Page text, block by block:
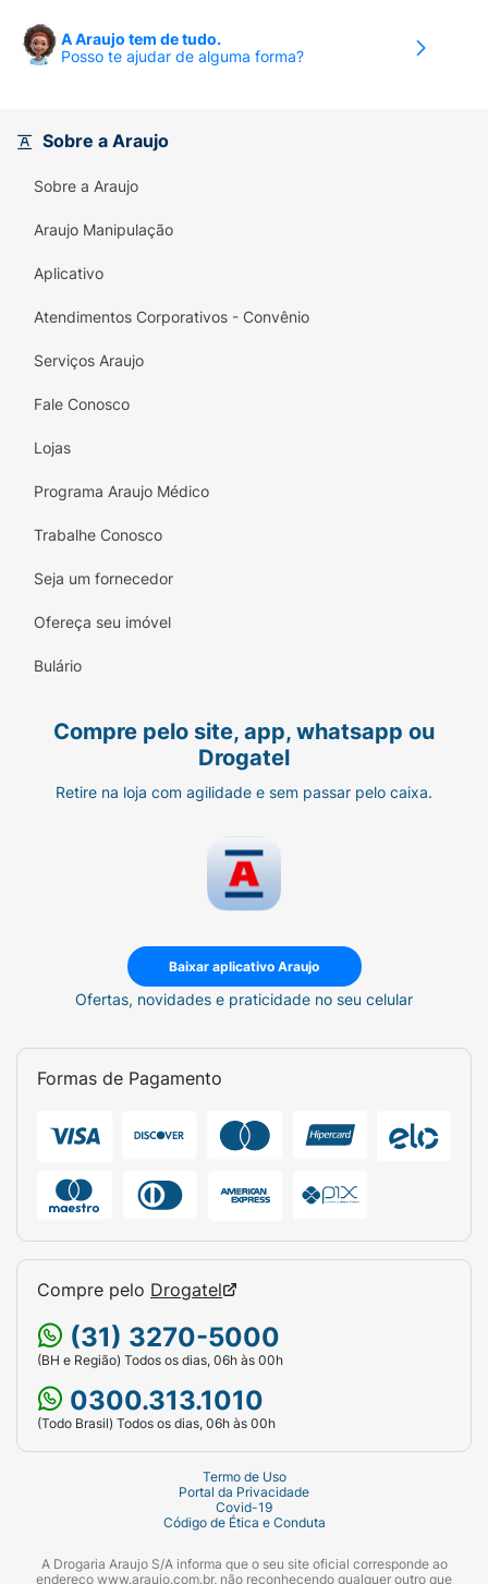
As Batatas Pringles Pimenta Biquinho são a
escolha perfeita para quem busca uma
tempero que faz a diferença. Não perca a
combina tradição e inovação!
A Araujo tem de tudo.
Posso te ajudar de alguma forma?
Sobre a Araujo
Sobre a Araujo
Araujo Manipulação
Aplicativo
Atendimentos Corporativos - Convênio
Serviços Araujo
Fale Conosco
Lojas
Programa Araujo Médico
Trabalhe Conosco
Seja um fornecedor
Ofereça seu imóvel
Bulário
Compre pelo site, app, whatsapp ou
Drogatel
Retire na loja com agilidade e sem passar pelo caixa.
Baixar aplicativo Araujo
Ofertas, novidades e praticidade no seu celular
Formas de Pagamento
Compre pelo Drogatel
(31) 3270-5000
(BH e Região) Todos os dias, 06h às 00h
0300.313.1010
(Todo Brasil) Todos os dias, 06h às 00h
Termo de Uso
Portal da Privacidade
Covid-19
Código de Ética e Conduta
A Drogaria Araujo S/A informa que o seu site oficial corresponde ao
endereço www.araujo.com.br, não reconhecendo qualquer outro que